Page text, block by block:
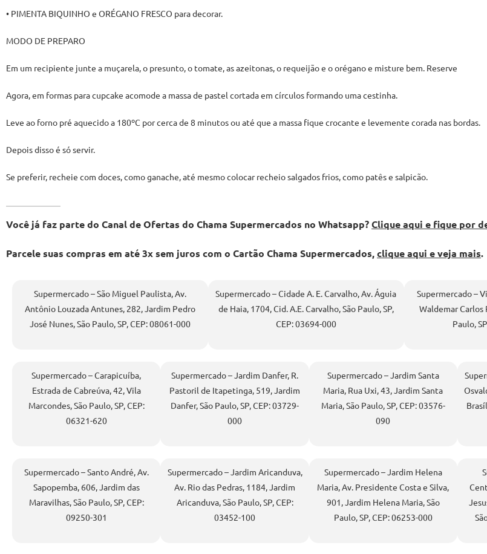
• PIMENTA BIQUINHO e ORÉGANO FRESCO para decorar.
MODO DE PREPARO
Em um recipiente junte a muçarela, o presunto, o tomate, as azeitonas, o requeijão e o orégano e misture bem. Reserve
Agora, em formas para cupcake acomode a massa de pastel cortada em círculos formando uma cestinha.
Leve ao forno pré aquecido a 180ºC por cerca de 8 minutos ou até que a massa fique crocante e levemente corada nas bordas.
Depois disso é só servir.
Se preferir, recheie com doces, como ganache, até mesmo colocar recheio salgados frios, como patês e salpicão.
Você já faz parte do Canal de Ofertas do Chama Supermercados no Whatsapp?Clique aqui e fique por
Parcele suas compras em até 3x sem juros com o Cartão Chama Supermercados,clique aqui e veja mais.
Supermercado – São Miguel Paulista, Av.
Antônio Louzada Antunes, 282, Jardim Pedro
José Nunes, São Paulo, SP, CEP: 08061-000
Supermercado – Cidade A. E. Carvalho, Av. Águia
de Haia, 1704, Cid. A.E. Carvalho, São Paulo, SP,
CEP: 03694-000
Supermercado –
Waldemar Carlos
Paulo,
Supermercado – Carapicuíba,
Estrada de Cabreúva, 42, Vila
Marcondes, São Paulo, SP, CEP:
06321-620
Supermercado – Jardim Danfer, R.
Pastoril de Itapetinga, 519, Jardim
Danfer, São Paulo, SP, CEP: 03729-
000
Supermercado – Jardim Santa
Maria, Rua Uxi, 43, Jardim Santa
Maria, São Paulo, SP, CEP: 03576-
090
Supermercado – Santo André, Av.
Sapopemba, 606, Jardim das
Maravilhas, São Paulo, SP, CEP:
09250-301
Supermercado – Jardim Aricanduva,
Av. Rio das Pedras, 1184, Jardim
Aricanduva, São Paulo, SP, CEP:
03452-100
Supermercado – Jardim Helena
Maria, Av. Presidente Costa e Silva,
901, Jardim Helena Maria, São
Paulo, SP, CEP: 06253-000